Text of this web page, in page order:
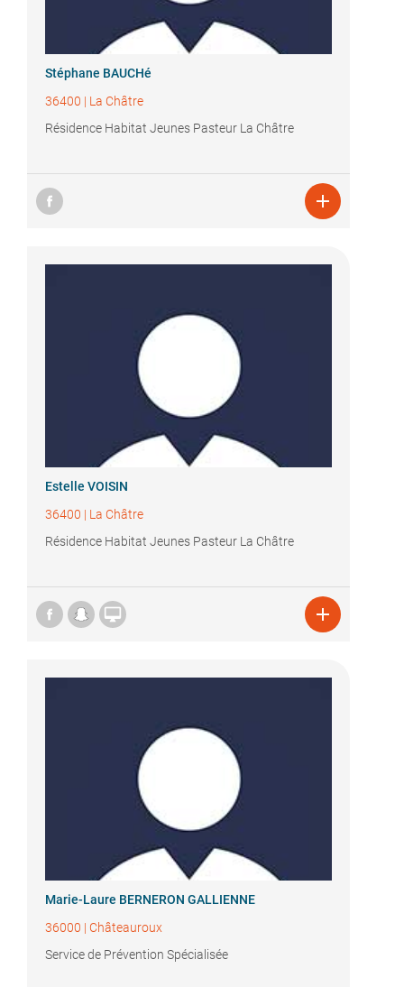
Stéphane BAUCHé
36400 | La Châtre
Résidence Habitat Jeunes Pasteur La Châtre

Estelle VOISIN
36400 | La Châtre
Résidence Habitat Jeunes Pasteur La Châtre
 
Marie-Laure BERNERON GALLIENNE
36000 | Châteauroux
Service de Prévention Spécialisée